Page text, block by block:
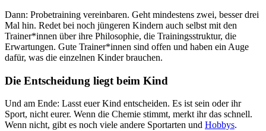
Dann: Probetraining vereinbaren. Geht mindestens zwei, besser drei
Mal hin. Redet bei noch jüngeren Kindern auch selbst mit den
Trainer*innen über ihre Philosophie, die Trainingsstruktur, die
Erwartungen. Gute Trainer*innen sind offen und haben ein Auge
dafür, was die einzelnen Kinder brauchen.
Die Entscheidung liegt beim Kind
Und am Ende: Lasst euer Kind entscheiden. Es ist sein oder ihr
Sport, nicht eurer. Wenn die Chemie stimmt, merkt ihr das schnell.
Wenn nicht, gibt es noch viele andere Sportarten und Hobbys.